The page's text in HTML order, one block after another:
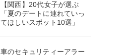
【関西】20代女子が選ぶ
「夏のデートに連れていっ
てほしいスポット10選」
車のセキュリティーアラー